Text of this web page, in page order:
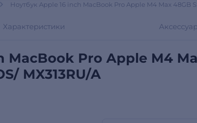
Ноутбук Apple 16 inch MacBook Pro Apple M4 Max 48GB
Характеристики
MacBook Pro Apple M4
MX313RU/A